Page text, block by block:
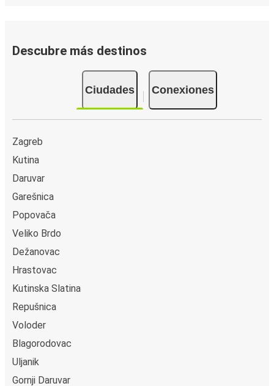
Descubre más destinos
Ciudades Conexiones
Zagreb
Kutina
Daruvar
Garešnica
Popovača
Veliko Brdo
Dežanovac
Hrastovac
Kutinska Slatina
Repušnica
Voloder
Blagorodovac
Uljanik
Gornji Daruvar